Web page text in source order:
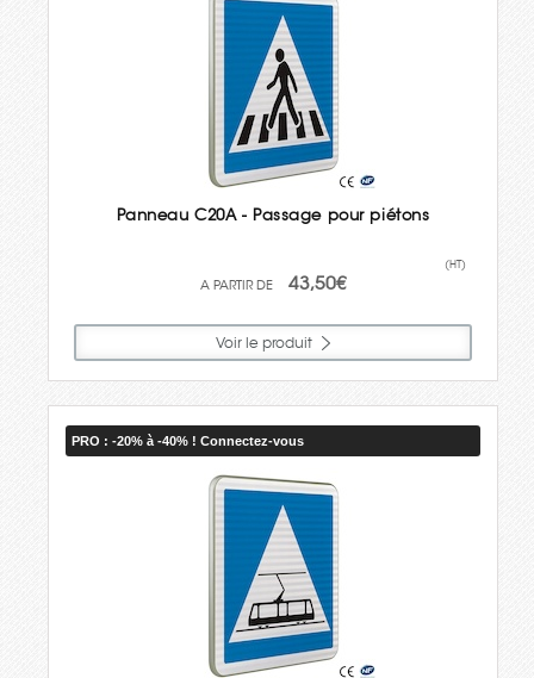
Panneau C20A - Passage pour piétons
43,50€
(HT)
Voir le produit
PRO : -20% à -40% ! Connectez-vous